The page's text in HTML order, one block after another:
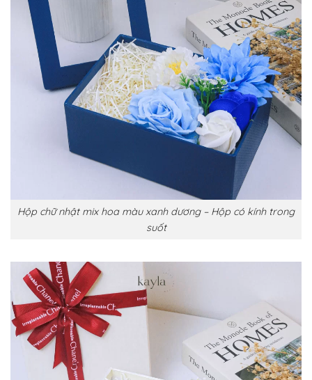
Hộp chữ nhật mix hoa màu xanh dương – Hộp có kính trong
suốt